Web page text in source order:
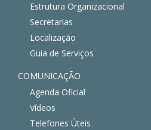
Estrutura Organizacional
Secretarias
Localização
Guia de Serviços
COMUNICAÇÃO
Agenda Oficial
Vídeos
Telefones Úteis